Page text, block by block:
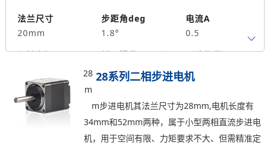
4
单出轴
30
重量kg
0.04
法兰尺寸
20mm
步距角deg
1.8°
电流A
0.5
保持力矩N.m
转子惯量g.cm²
3.6
引线数量
4
轴径
4
单出轴
42
28系列二相步进电机
28
m
m步进电机其法兰尺寸为28mm,电机长度有
34mm和52mm两种，属于小型两相直流步进电
机，用于空间有限、力矩要求不大、但需精准定